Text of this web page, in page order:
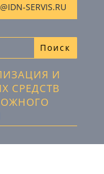
SERVIS.RU
И
СРЕДСТВ